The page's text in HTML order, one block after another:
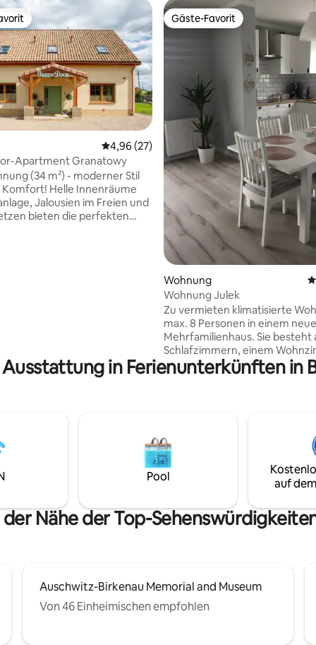
4,79 von 5, 29 BewertungenDurchschnittliche Bewertung: 4,96 von 5,
4,96 (27)
Apartment Granatowy
(34 m²) - moderner Stil
Komfort! Helle Innenräume
Jalousien im Freien und
bieten die perfekten
bewachte Parkplätze
Gäste-Favorit
Gäste-Favorit
Wohnung
Wohnung Julek
Zu vermieten klimatisierte
max. 8 Personen in einem
Mehrfamilienhaus. Sie besteht
Schlafzimmern, einem
zwei Schlafsofas, einer voll
ausgestatteten Küche und
Haartrockner. Wir bieten
Gästen Bettwäsche,
Toilettenartikel. Wir bieten
für den Freizeitpark
in Ferienunterkünften in
Pool
auf
Nähe der Top-
Auschwitz-Birkenau Memorial and Museum
Von 46 Einheimischen empfohlen